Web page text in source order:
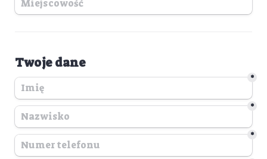
Twoje dane
*
*
*